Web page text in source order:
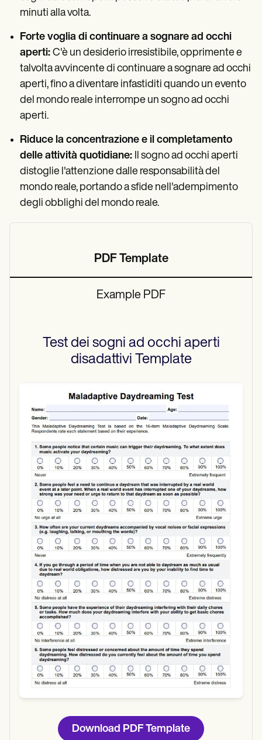
minuti alla volta.
Forte voglia di continuare a sognare ad occhi
aperti: C'è un desiderio irresistibile, opprimente e
talvolta avvincente di continuare a sognare ad occhi
aperti, fino a diventare infastiditi quando un evento
del mondo reale interrompe un sogno ad occhi
aperti.
Riduce la concentrazione e il completamento
delle attività quotidiane: Il sogno ad occhi aperti
distoglie l'attenzione dalle responsabilità del
mondo reale, portando a sfide nell'adempimento
degli obblighi del mondo reale.
PDF Template
Example PDF
Test dei sogni ad occhi aperti
disadattivi Template
Use Template
Download
Download PDF Template